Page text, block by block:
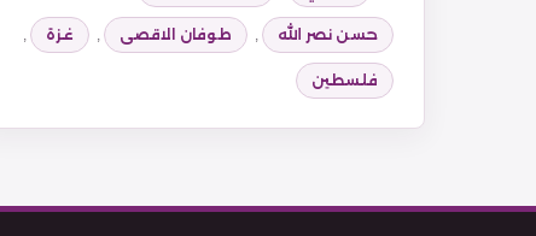
حسن نصر الله , طوفان الاقصى , غزة ,
فلسطين